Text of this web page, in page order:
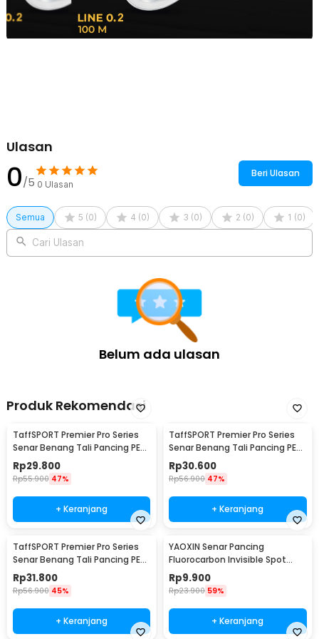
agar performa tetap optimal. Cocok digunakan sebagai main line
ataupun backing line tambahan.
Rincian yang Anda dapatkan untuk pembelian produk ini:
1 x TaffSPORT DYNAEAM Senar Pancing PE 4 Braided Strand
Fishing Line 100M - FM10
Ulasan
0/5 0 Ulasan
Beri Ulasan
Semua 5 (0) 4 (0) 3 (0) 2 (0) 1 (0)
Cari Ulasan
Belum ada ulasan
Produk Rekomendasi
TaffSPORT Premier Pro Series
Senar Benang Tali Pancing PE
Braided 300M 0.33mm
Rp29.800
Rp55.900 47%
+ Keranjang
TaffSPORT Premier Pro Series
Senar Benang Tali Pancing PE
Braided 300M 0.23mm
Rp30.600
Rp56.900 47%
+ Keranjang
TaffSPORT Premier Pro Series
Senar Benang Tali Pancing PE
Braided 300M 0.14mm
Rp31.800
Rp56.900 45%
+ Keranjang
YAOXIN Senar Pancing
Fluorocarbon Invisible Spot
Fishing Line 100M 4.0 - OY0068
Rp9.900
Rp23.900 59%
+ Keranjang